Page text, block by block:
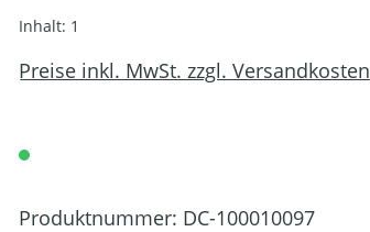
Inhalt: 1
Preise inkl. MwSt. zzgl. Versandkosten
Produktnummer: DC-100010097